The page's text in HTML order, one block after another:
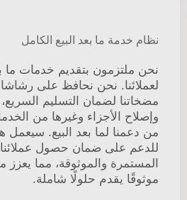
نظام خدمة ما بعد البيع الكامل
نحن ملتزمون بتقديم خدمات ما
لعملائنا. نحن نحافظ على
مضخاتنا لضمان التسليم السريع،
وإصلاح الأجزاء وغيرها من
من دعمنا لما بعد البيع. سيعمل
للدعم على ضمان حصول
المستمرة والموثوقة، مما يعزز
موثوقًا يقدم حلولًا شاملة.